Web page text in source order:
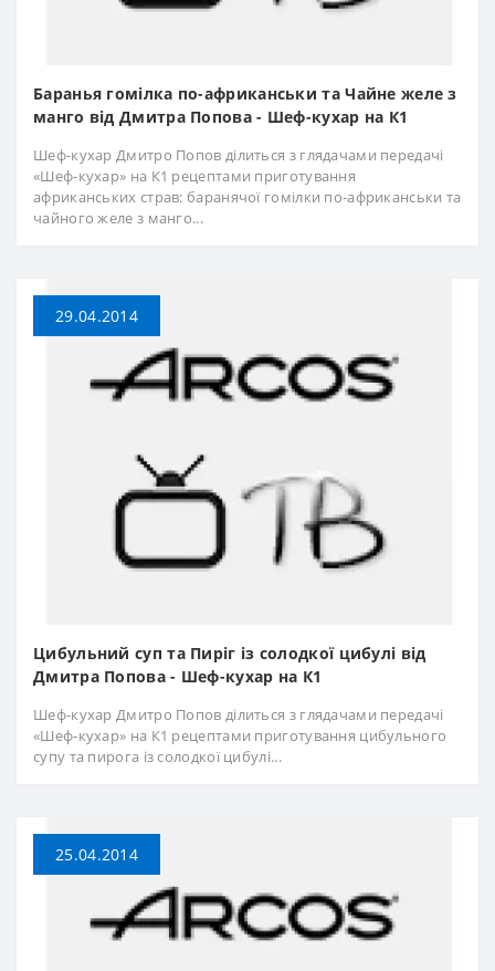
Баранья гомілка по-африканськи та Чайне желе з
манго від Дмитра Попова - Шеф-кухар на К1
Шеф-кухар Дмитро Попов ділиться з глядачами передачі
«Шеф-кухар» на К1 рецептами приготування
африканських страв: баранячої гомілки по-африканськи та
чайного желе з манго...
29.04.2014
Цибульний суп та Пиріг із солодкої цибулі від
Дмитра Попова - Шеф-кухар на К1
Шеф-кухар Дмитро Попов ділиться з глядачами передачі
«Шеф-кухар» на К1 рецептами приготування цибульного
супу та пирога із солодкої цибулі...
25.04.2014